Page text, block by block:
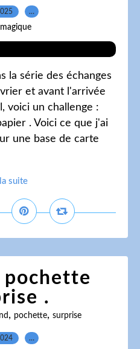
…
la série des échanges
et avant l'arrivée
voici un challenge :
. Voici ce que j'ai
une base de carte
suite
pochette
.
, pochette, surprise
…